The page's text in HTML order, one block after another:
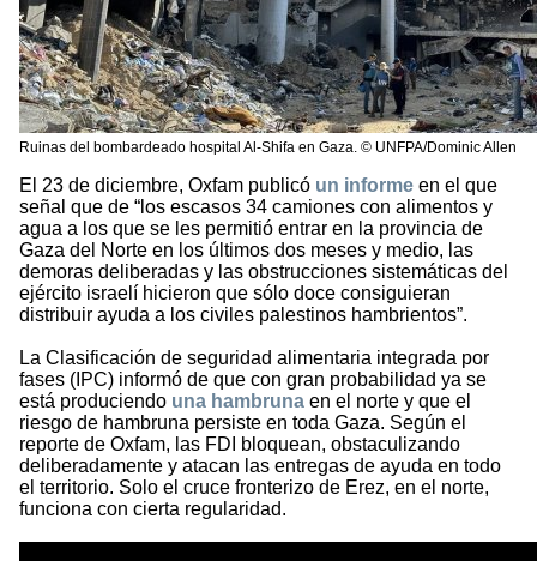
Ruinas del bombardeado hospital Al-Shifa en Gaza. © UNFPA/Dominic Allen
El 23 de diciembre, Oxfam publicó un informe en el que
señal que de “los escasos 34 camiones con alimentos y
agua a los que se les permitió entrar en la provincia de
Gaza del Norte en los últimos dos meses y medio, las
demoras deliberadas y las obstrucciones sistemáticas del
ejército israelí hicieron que sólo doce consiguieran
distribuir ayuda a los civiles palestinos hambrientos”.
La Clasificación de seguridad alimentaria integrada por
fases (IPC) informó de que con gran probabilidad ya se
está produciendo una hambruna en el norte y que el
riesgo de hambruna persiste en toda Gaza. Según el
reporte de Oxfam, las FDI bloquean, obstaculizando
deliberadamente y atacan las entregas de ayuda en todo
el territorio. Solo el cruce fronterizo de Erez, en el norte,
funciona con cierta regularidad.